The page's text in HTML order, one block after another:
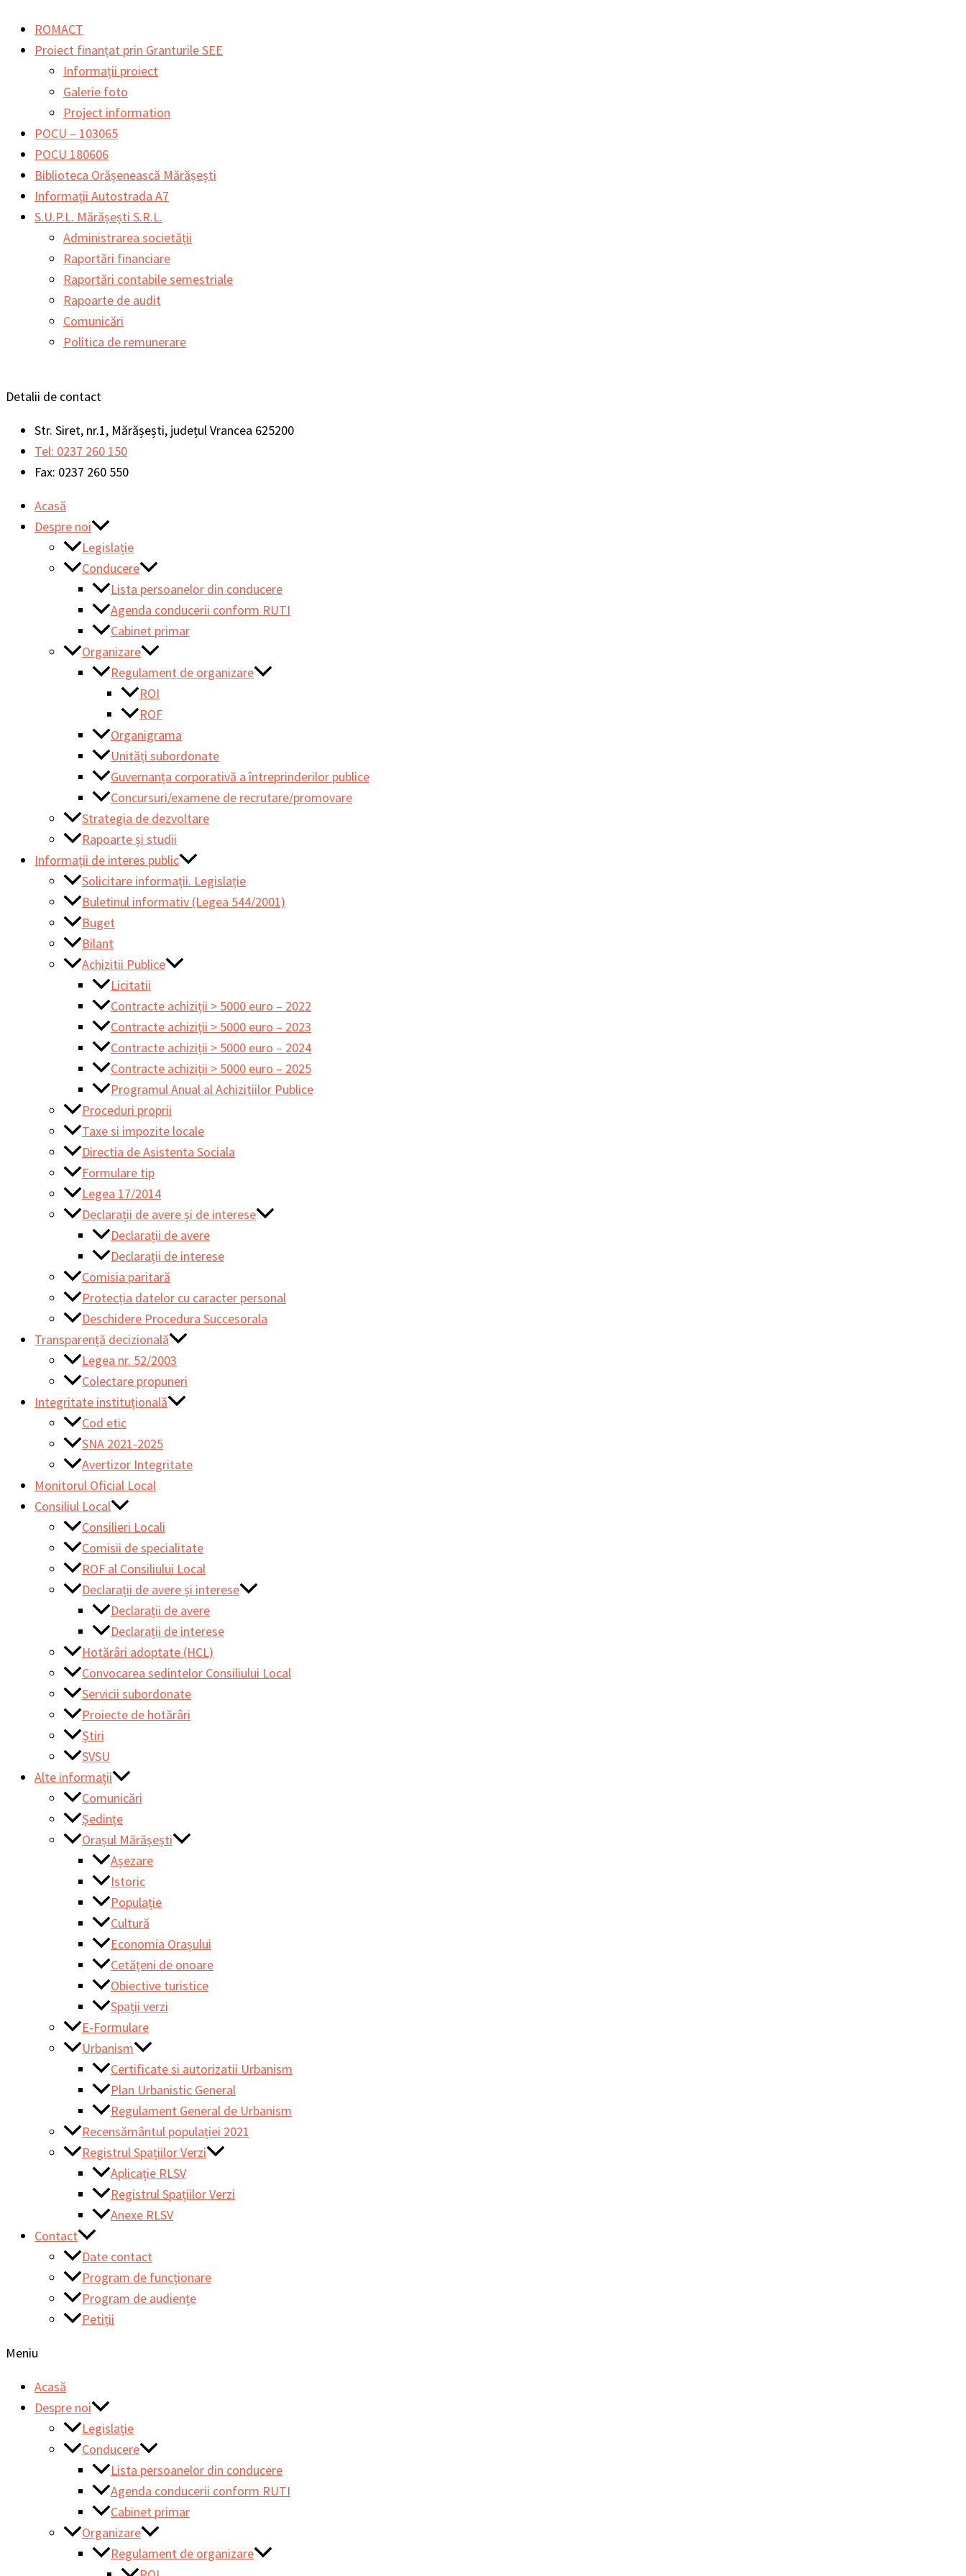
content
Menu ROMACT
Proiect finanțat prin Granturile SEE
Informații proiect
Galerie foto
Project information
POCU – 103065
POCU 180606
Biblioteca Orășenească Mărășești
Informații Autostrada A7
S.U.P.L. Mărășești S.R.L.
Administrarea societății
Raportări financiare
Raportări contabile semestriale
Rapoarte de audit
Comunicări
Politica de remunerare
Detalii de contact
Str. Siret, nr.1, Mărășești, județul Vrancea 625200
Tel: 0237 260 150
Fax: 0237 260 550
Acasă
Despre noi
Legislație
Conducere
Lista persoanelor din conducere
Agenda conducerii conform RUTI
Cabinet primar
Organizare
Regulament de organizare
ROI
ROF
Organigrama
Unități subordonate
Guvernanța corporativă a întreprinderilor publice
Concursuri/examene de recrutare/promovare
Strategia de dezvoltare
Rapoarte și studii
Informații de interes public
Solicitare informații. Legislație
Buletinul informativ (Legea 544/2001)
Buget
Bilant
Achizitii Publice
Licitatii
Contracte achiziții > 5000 euro – 2022
Contracte achiziții > 5000 euro – 2023
Contracte achiziții > 5000 euro – 2024
Contracte achiziții > 5000 euro – 2025
Programul Anual al Achizitiilor Publice
Proceduri proprii
Taxe si impozite locale
Directia de Asistenta Sociala
Formulare tip
Legea 17/2014
Declarații de avere și de interese
Declarații de avere
Declarații de interese
Comisia paritară
Protecția datelor cu caracter personal
Deschidere Procedura Succesorala
Transparență decizională
Legea nr. 52/2003
Colectare propuneri
Integritate instituțională
Cod etic
SNA 2021-2025
Avertizor Integritate
Monitorul Oficial Local
Consiliul Local
Consilieri Locali
Comisii de specialitate
ROF al Consiliului Local
Declarații de avere și interese
Declarații de avere
Declarații de interese
Hotărâri adoptate (HCL)
Convocarea sedintelor Consiliului Local
Servicii subordonate
Proiecte de hotărâri
Știri
SVSU
Alte informații
Comunicări
Ședințe
Orașul Mărășești
Așezare
Istoric
Populație
Cultură
Economia Orașului
Cetățeni de onoare
Obiective turistice
Spații verzi
E-Formulare
Urbanism
Certificate si autorizatii Urbanism
Plan Urbanistic General
Regulament General de Urbanism
Recensământul populației 2021
Registrul Spațiilor Verzi
Aplicație RLSV
Registrul Spațiilor Verzi
Anexe RLSV
Contact
Date contact
Program de funcționare
Program de audiențe
Petiții
Meniu
Acasă
Despre noi
Legislație
Conducere
Lista persoanelor din conducere
Agenda conducerii conform RUTI
Cabinet primar
Organizare
Regulament de organizare
Menu
for: